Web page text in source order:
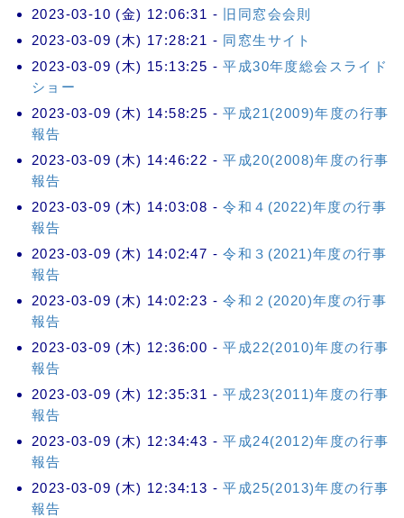
2023-03-10 (金) 12:06:31 -
旧同窓会会則
2023-03-09 (木) 17:28:21 - 同窓生サイト
2023-03-09 (木) 15:13:25 -平成30年度総会スライド
ショー
2023-03-09 (木) 14:58:25 -平成21(2009)年度の行事
報告
2023-03-09 (木) 14:46:22 -平成20(2008)年度の行事
報告
2023-03-09 (木) 14:03:08 -令和４(2022)年度の行事
報告
2023-03-09 (木) 14:02:47 -令和３(2021)年度の行事
報告
2023-03-09 (木) 14:02:23 -令和２(2020)年度の行事
報告
2023-03-09 (木) 12:36:00 -平成22(2010)年度の行事
報告
2023-03-09 (木) 12:35:31 -平成23(2011)年度の行事
報告
2023-03-09 (木) 12:34:43 -平成24(2012)年度の行事
報告
2023-03-09 (木) 12:34:13 -平成25(2013)年度の行事
報告